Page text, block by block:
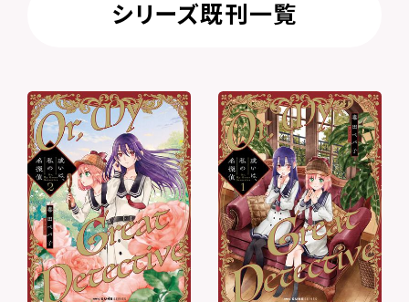
シリーズ既刊一覧